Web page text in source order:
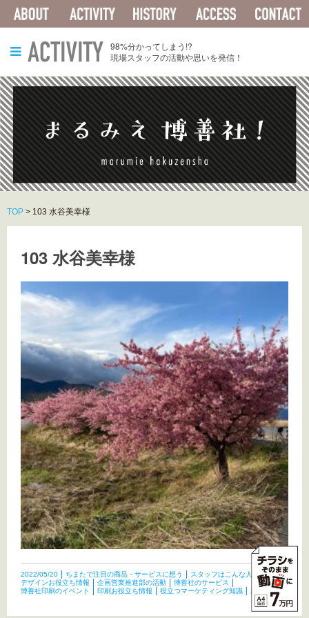
98%分かってしまう!?
現場スタッフの活動や思いを発信！
TOP > 103 水谷美幸様
103 水谷美幸様
2022/05/20 ちまたで注目の商品・サービスに想う
スタッフはこんな人たち
デザインお役立ち情報
企画営業推進部の活動
博善社のサービス
博善社印刷のイベント
印刷お役立ち情報 役立つマーケティング知識 未分類